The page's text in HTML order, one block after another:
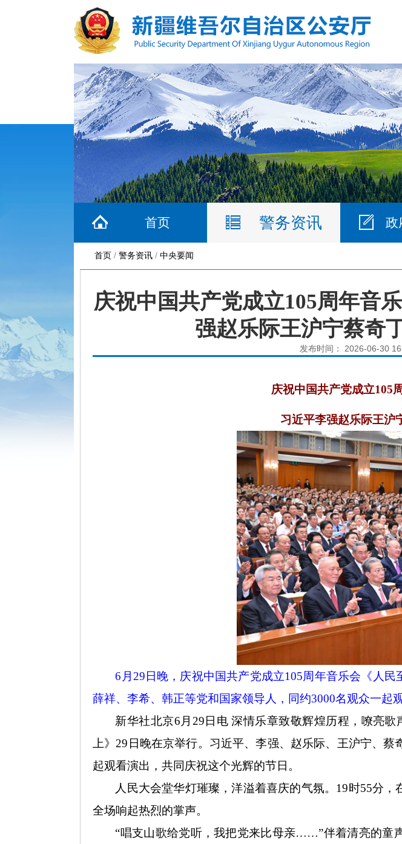
首页 警务资讯 政
首页 / 警务资讯 / 中央要闻
庆祝中国共产党成立105周年音
强赵乐际王沪宁蔡奇
发布时间： 2026-06-30
庆祝中国共产党成立105
习近平李强赵乐际王沪
6月29日晚，庆祝中国共产党成立105周年音乐会《人
薛祥、李希、韩正等党和国家领导人，同约3000名观众一起
新华社北京6月29日电 深情乐章致敬辉煌历程，嘹亮
上》29日晚在京举行。习近平、李强、赵乐际、王沪宁、
起观看演出，共同庆祝这个光辉的节日。
人民大会堂华灯璀璨，洋溢着喜庆的气氛。 19时55分，
全场响起热烈的掌声。
“唱支山歌给党听，我把党来比母亲……”伴着清亮的童